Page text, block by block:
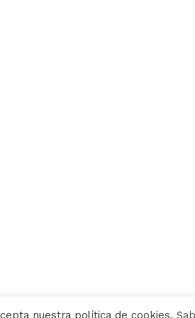
nuestra política de cookies.